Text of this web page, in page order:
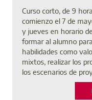
Curso corto, de 9
comienzo el 7 de
y jueves en horario
formar al alumno
habilidades como
mixtos, realizar los
los escenarios de